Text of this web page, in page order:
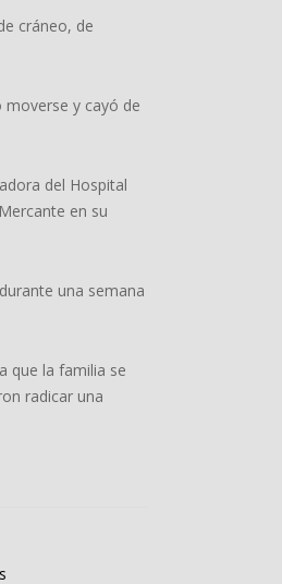
cráneo, de
y cayó de
del Hospital
en su
una semana
que la familia se
radicar una